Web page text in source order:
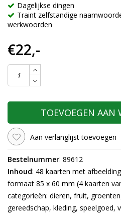
Dagelijkse dingen
Traint zelfstandige
werkwoorden
€22,-
TOEVOEGEN AAN
Aan verlanglijst toevoegen
Bestelnummer: 89612
Inhoud: 48 kaarten met
formaat 85 x 60 mm (4 kaarten
categorieën: dieren, fruit,
gereedschap, kleding, speelgoed,